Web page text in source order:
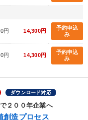
タルマーケティング
refresh
円 14,300円
予約申込
み
円 14,300円
予約申込
み
ダウンロード対応
２００年企業へ
創造プロセス